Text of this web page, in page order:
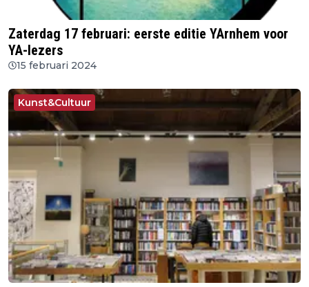
Zaterdag 17 februari: eerste editie YArnhem voor
YA-lezers
15 februari 2024
Kunst&Cultuur